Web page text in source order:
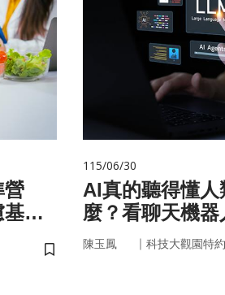
營
基
儲存書籤
115/06/30
AI真的聽得懂人
麼？看聊天機
言科技
陳玉鳳 ｜ 科技大觀園特